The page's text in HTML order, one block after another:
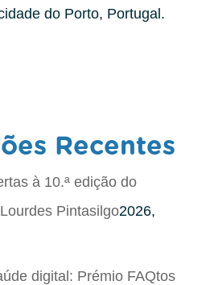
do Porto, Portugal.
Recentes
à 10.ª edição do
Pintasilgo2026,
digital: Prémio FAQtos